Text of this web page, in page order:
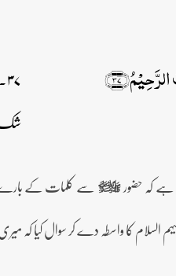
شک
صلى‌الله‌عليه‌وآله‌وسلم سے کلمات کے بارے
السلام کا واسطہ دے کر سوال کیا کہ